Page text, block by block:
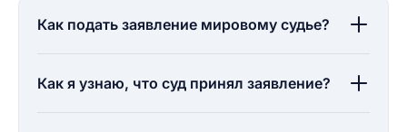
Как подать заявление мировому судье?
Как я узнаю, что суд принял заявление?